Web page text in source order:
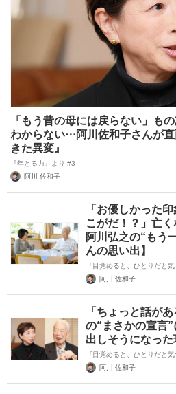
「もう昔の母には戻らない」も
わからない⋯阿川佐和子さんが
きた異変』
『年とる力』より #3
阿川 佐和子
「お優しかった
こがだ！？」亡
阿川弘之の“もう
んの思い出】
『目覚めると、ひとりだと
阿川 佐和子
「ちょっと話が
の“まさかの宣言
出しそうになった
『目覚めると、ひとりだと
阿川 佐和子